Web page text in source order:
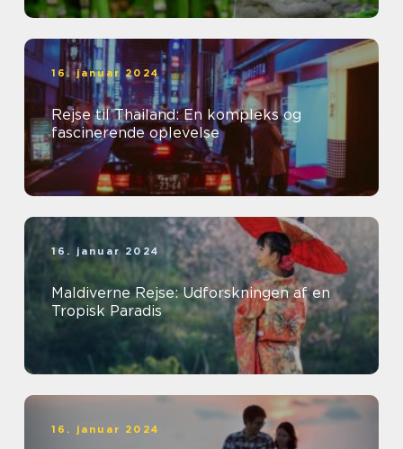
16. januar 2024
Rejse til Thailand: En kompleks og
fascinerende oplevelse
16. januar 2024
Maldiverne Rejse: Udforskningen af en
Tropisk Paradis
16. januar 2024